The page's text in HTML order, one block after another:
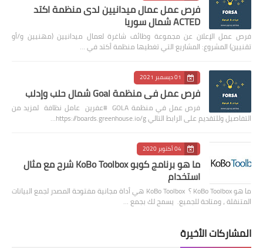
فرص عمل عمال ميدانيين لدى منظمة اكتد
ACTED شمال سوريا
فرص عمل الإعلان عن مجموعة وظائف شاغرة لعمال ميدانيين (مهنيين و/أو
تقنيين) المشروع: المشاريع التي تغطيها منظمة أكتد في …
01 ديسمبر 2021
فرص عمل في منظمة Goal شمال حلب وإدلب
فرص عمل في منظمة GOLA #عفرين عامل نظافة لمزيد من
التفاصيل وللتقديم على الرابط التالي https://boards.greenhouse.io/g…
04 أكتوبر 2020
ما هو برنامج كوبو KoBo Toolbox شرح مع مثال
استخدام
ما هو KoBo Toolbox ؟ KoBo Toolbox هي أداة مجانية مفتوحة المصدر لجمع البيانات
المتنقلة ، ومتاحة للجميع. يسمح لك بجمع …
المشاركات الأخيرة